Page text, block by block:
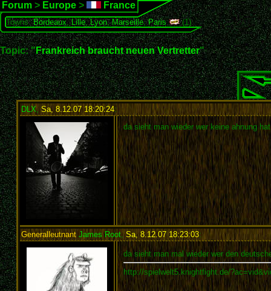
Forum > Europe > France
Towns:Bordeaux,Lille,Lyon,Marseille,Paris (1)
Topic: "Frankreich braucht neuen Vertretter"
DLX, Sa, 8.12.07 18:20:24:
da sieht man wieder wer keine ahnung hat
GeneralleutnantJames Root,Sa, 8.12.07 18:23:03:
da sieht man mal wieder wer den
http://spielwelt5.knightfight.de/